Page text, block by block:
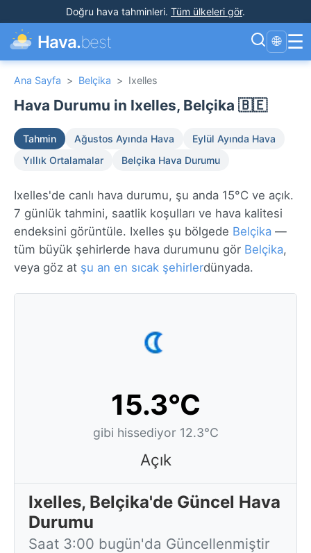
Doğru hava tahminleri. Tüm ülkeleri gör.
Hava.best 🌐 ☰
Ana Sayfa > Belçika > Ixelles
Hava Durumu in Ixelles, Belçika 🇧🇪
Tahmin Ağustos Ayında Hava
Eylül Ayında Hava
Yıllık Ortalamalar
Belçika Hava Durumu
Ixelles'de canlı hava durumu, şu anda 15°C ve açık.
7 günlük tahmini, saatlik koşulları ve hava kalitesi
endeksini görüntüle. Ixelles şu bölgede Belçika —
tüm büyük şehirlerde hava durumunu gör Belçika,
veya göz at şu an en sıcak şehirlerdünyada.
15.3°C
gibi hissediyor 12.3°C
Açık
Ixelles, Belçika'de Güncel Hava
Durumu
Saat 3:00 bugün'da Güncellenmiştir